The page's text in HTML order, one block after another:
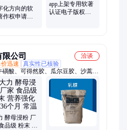
化方向的软
作权申请服
app上架专用软著
认证电子版权在
公司
洽谈
迅速
真实性已核验
磺酸、可得然胶、瓜尔豆胶、沙蒿子
食用明胶、聚丙烯酸钠、甲基纤维
糖、乳酸链球菌素、食品级黄原胶
酵母浸粉 厂
品级 粉末 营